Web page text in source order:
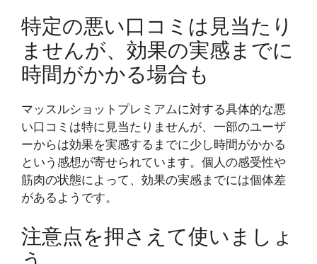
特定の悪い口コミは見当たり
ませんが、効果の実感までに
時間がかかる場合も
マッスルショットプレミアムに対する具体的な悪
い口コミは特に見当たりませんが、一部のユーザ
ーからは効果を実感するまでに少し時間がかかる
という感想が寄せられています。個人の感受性や
筋肉の状態によって、効果の実感までには個体差
があるようです。
注意点を押さえて使いましょ